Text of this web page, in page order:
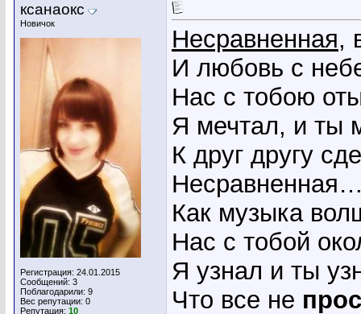
ксанаокс
Новичок
Регистрация: 24.01.2015
Сообщений: 3
Поблагодарили: 9
Вес репутации: 0
Репутация: 10
Несравненная,
И любовь с
Нас с тобою
Я мечтал, и ты
К друг другу
Как музыка
Нас с тобой
Я узнал и ты
Что все не